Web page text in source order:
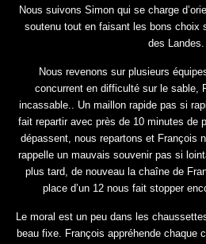
Nous suivons Simon qui se charge
soutenu tout en faisant les bons choix
des Landes.
Nous revenons sur plusieurs
concurrent en difficulté sur le sable,
incassable.. Un maillon rapide pas si
fait repartir avec près de 10 minutes de
dépassent, nous repartons et François
rappelle un mauvais souvenir pas si
plus tard, de nouveau la chaîne de
place d’un 12 nous fait stopper
Le moral est un peu dans les
beau fixe. François appréhende chaque